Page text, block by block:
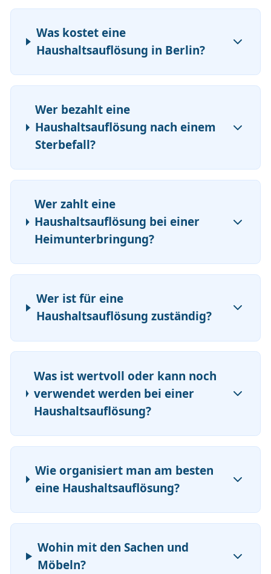
Was kostet eine
Haushaltsauflösung in Berlin?
Wer bezahlt eine
Haushaltsauflösung nach einem
Sterbefall?
Wer zahlt eine
Haushaltsauflösung bei einer
Heimunterbringung?
Wer ist für eine
Haushaltsauflösung zuständig?
Was ist wertvoll oder kann noch
verwendet werden bei einer
Haushaltsauflösung?
Wie organisiert man am besten
eine Haushaltsauflösung?
Wohin mit den Sachen und
Möbeln?